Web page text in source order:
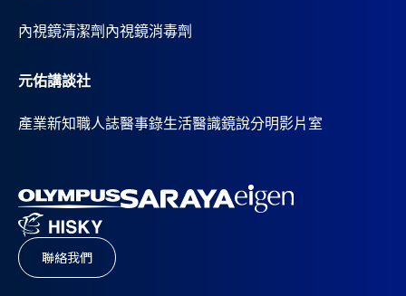
內視鏡清潔劑 內視鏡消毒劑
元佑講談社
產業新知職人誌醫事錄生活醫識鏡說分明影片室
聯絡我們